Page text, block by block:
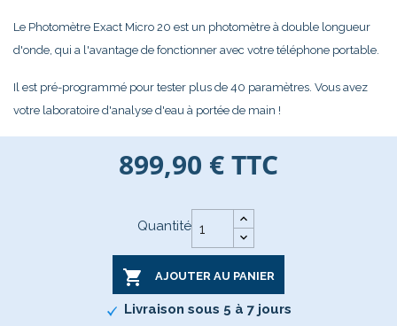
Le Photomètre Exact Micro 20 est un photomètre à double longueur
d'onde, qui a l'avantage de fonctionner avec votre téléphone portable.
Il est pré-programmé pour tester plus de 40 paramètres. Vous avez
votre laboratoire d'analyse d'eau à portée de main !
899,90 €TTC
Quantité
 AJOUTER AU PANIER
Livraison sous 5 à 7 jours